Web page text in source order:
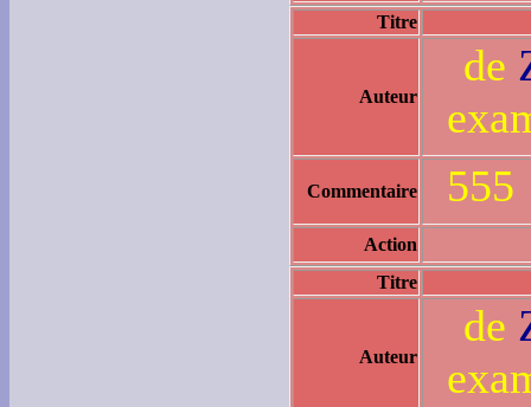
Titre
Auteur
de
Commentaire 555
Action
Titre
Auteur
de